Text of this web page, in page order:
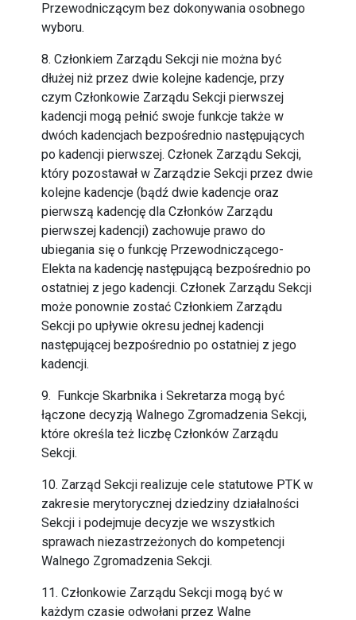
Przewodniczącym bez dokonywania osobnego
wyboru.
8. Członkiem Zarządu Sekcji nie można być
dłużej niż przez dwie kolejne kadencje, przy
czym Członkowie Zarządu Sekcji pierwszej
kadencji mogą pełnić swoje funkcje także w
dwóch kadencjach bezpośrednio następujących
po kadencji pierwszej. Członek Zarządu Sekcji,
który pozostawał w Zarządzie Sekcji przez dwie
kolejne kadencje (bądź dwie kadencje oraz
pierwszą kadencję dla Członków Zarządu
pierwszej kadencji) zachowuje prawo do
ubiegania się o funkcję Przewodniczącego-
Elekta na kadencję następującą bezpośrednio po
ostatniej z jego kadencji. Członek Zarządu Sekcji
może ponownie zostać Członkiem Zarządu
Sekcji po upływie okresu jednej kadencji
następującej bezpośrednio po ostatniej z jego
kadencji.
9. Funkcje Skarbnika i Sekretarza mogą być
łączone decyzją Walnego Zgromadzenia Sekcji,
które określa też liczbę Członków Zarządu
Sekcji.
10. Zarząd Sekcji realizuje cele statutowe PTK w
zakresie merytorycznej dziedziny działalności
Sekcji i podejmuje decyzje we wszystkich
sprawach niezastrzeżonych do kompetencji
Walnego Zgromadzenia Sekcji.
11. Członkowie Zarządu Sekcji mogą być w
każdym czasie odwołani przez Walne